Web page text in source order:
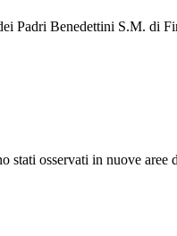
Padri Benedettini S.M. di
osservati in nuove aree